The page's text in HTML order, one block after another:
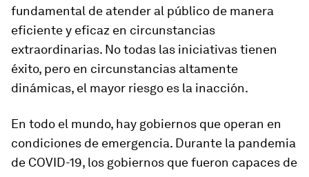
fundamental de atender al público de manera
eficiente y eficaz en circunstancias
extraordinarias. No todas las iniciativas tienen
éxito, pero en circunstancias altamente
dinámicas, el mayor riesgo es la inacción.
En todo el mundo, hay gobiernos que operan en
condiciones de emergencia. Durante la pandemia
de COVID-19, los gobiernos que fueron capaces de